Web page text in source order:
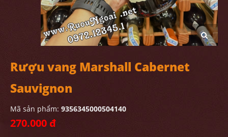
Rượu vang Marshall Cabernet
Sauvignon
Mã sản phẩm: 9356345000504140
270.000 đ